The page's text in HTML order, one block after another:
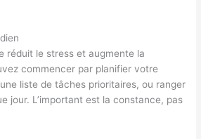
réduit le stress et augmente la
commencer par planifier votre
liste de tâches prioritaires, ou ranger
jour. L’important est la constance, pas